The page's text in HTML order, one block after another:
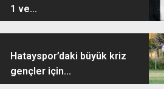
1 ve...
Hatayspor’daki büyük kriz
gençler için...